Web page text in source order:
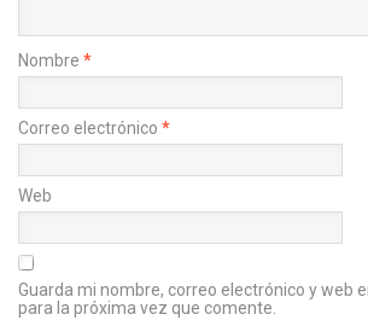
Nombre *
Correo electrónico *
Web
Guarda mi nombre, correo electrónico y web
para la próxima vez que comente.